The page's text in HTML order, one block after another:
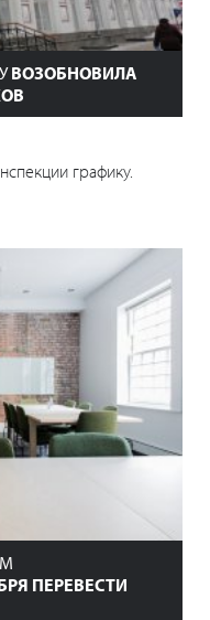
ВОЗОБНОВИЛА
графику.
ПЕРЕВЕСТИ